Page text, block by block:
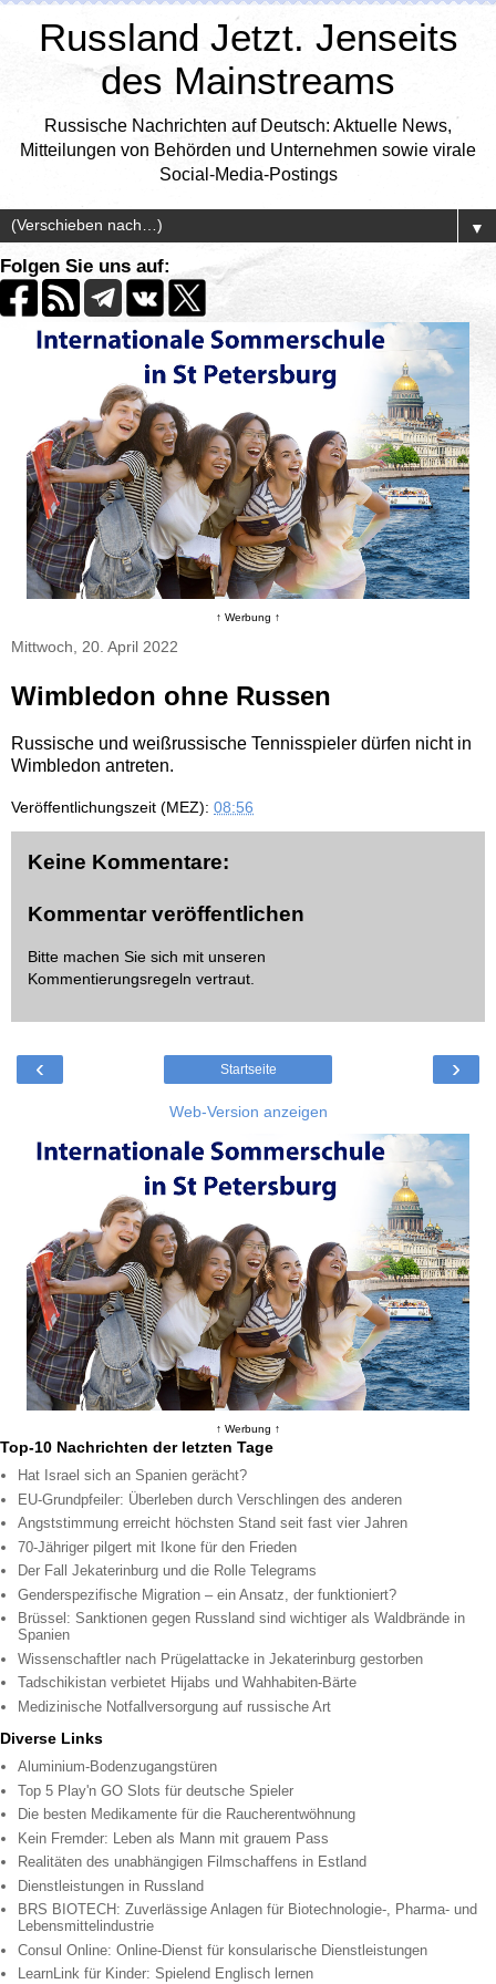
Russland Jetzt. Jenseits
des Mainstreams
Russische Nachrichten auf Deutsch: Aktuelle News,
Mitteilungen von Behörden und Unternehmen sowie virale
Social-Media-Postings
▼
Folgen Sie uns auf:
↑ Werbung ↑
Mittwoch, 20. April 2022
Wimbledon ohne Russen
Russische und weißrussische Tennisspieler dürfen nicht in
Wimbledon antreten.
Veröffentlichungszeit (MEZ): 08:56
Keine Kommentare:
Kommentar veröffentlichen
Bitte machen Sie sich mit unseren
Kommentierungsregeln vertraut.
‹ ›
Startseite
Web-Version anzeigen
↑ Werbung ↑
Top-10 Nachrichten der letzten Tage
Hat Israel sich an Spanien gerächt?
EU-Grundpfeiler: Überleben durch Verschlingen des anderen
Angststimmung erreicht höchsten Stand seit fast vier Jahren
70-Jähriger pilgert mit Ikone für den Frieden
Der Fall Jekaterinburg und die Rolle Telegrams
Genderspezifische Migration – ein Ansatz, der funktioniert?
Brüssel: Sanktionen gegen Russland sind wichtiger als Waldbrände in
Spanien
Wissenschaftler nach Prügelattacke in Jekaterinburg gestorben
Tadschikistan verbietet Hijabs und Wahhabiten-Bärte
Medizinische Notfallversorgung auf russische Art
Diverse Links
Aluminium-Bodenzugangstüren
Top 5 Play'n GO Slots für deutsche Spieler
Die besten Medikamente für die Raucherentwöhnung
Kein Fremder: Leben als Mann mit grauem Pass
Realitäten des unabhängigen Filmschaffens in Estland
Dienstleistungen in Russland
BRS BIOTECH: Zuverlässige Anlagen für Biotechnologie-, Pharma- und
Lebensmittelindustrie
Consul Online: Online-Dienst für konsularische Dienstleistungen
LearnLink für Kinder: Spielend Englisch lernen